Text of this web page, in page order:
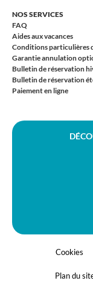
NOS SERVICES
FAQ
Aides aux vacances
Conditions particulières
Garantie annulation
Bulletin de réservation
Bulletin de réservation
Paiement en ligne
Cookies
Plan du